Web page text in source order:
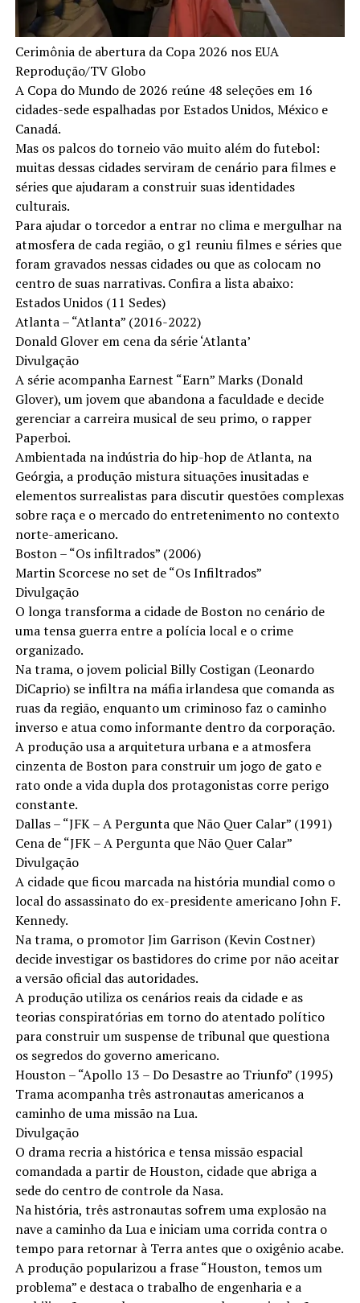
Cerimônia de abertura da Copa 2026 nos EUA
Reprodução/TV Globo
A Copa do Mundo de 2026 reúne 48 seleções em 16
cidades-sede espalhadas por Estados Unidos, México e
Canadá.
Mas os palcos do torneio vão muito além do futebol:
muitas dessas cidades serviram de cenário para filmes e
séries que ajudaram a construir suas identidades
culturais.
Para ajudar o torcedor a entrar no clima e mergulhar na
atmosfera de cada região, o g1 reuniu filmes e séries que
foram gravados nessas cidades ou que as colocam no
centro de suas narrativas. Confira a lista abaixo:
Estados Unidos (11 Sedes)
Atlanta – “Atlanta” (2016-2022)
Donald Glover em cena da série ‘Atlanta’
Divulgação
A série acompanha Earnest “Earn” Marks (Donald
Glover), um jovem que abandona a faculdade e decide
gerenciar a carreira musical de seu primo, o rapper
Paperboi.
Ambientada na indústria do hip-hop de Atlanta, na
Geórgia, a produção mistura situações inusitadas e
elementos surrealistas para discutir questões complexas
sobre raça e o mercado do entretenimento no contexto
norte-americano.
Boston – “Os infiltrados” (2006)
Martin Scorcese no set de “Os Infiltrados”
Divulgação
O longa transforma a cidade de Boston no cenário de
uma tensa guerra entre a polícia local e o crime
organizado.
Na trama, o jovem policial Billy Costigan (Leonardo
DiCaprio) se infiltra na máfia irlandesa que comanda as
ruas da região, enquanto um criminoso faz o caminho
inverso e atua como informante dentro da corporação.
A produção usa a arquitetura urbana e a atmosfera
cinzenta de Boston para construir um jogo de gato e
rato onde a vida dupla dos protagonistas corre perigo
constante.
Dallas – “JFK – A Pergunta que Não Quer Calar” (1991)
Cena de “JFK – A Pergunta que Não Quer Calar”
Divulgação
A cidade que ficou marcada na história mundial como o
local do assassinato do ex-presidente americano John F.
Kennedy.
Na trama, o promotor Jim Garrison (Kevin Costner)
decide investigar os bastidores do crime por não aceitar
a versão oficial das autoridades.
A produção utiliza os cenários reais da cidade e as
teorias conspiratórias em torno do atentado político
para construir um suspense de tribunal que questiona
os segredos do governo americano.
Houston – “Apollo 13 – Do Desastre ao Triunfo” (1995)
Trama acompanha três astronautas americanos a
caminho de uma missão na Lua.
Divulgação
O drama recria a histórica e tensa missão espacial
comandada a partir de Houston, cidade que abriga a
sede do centro de controle da Nasa.
Na história, três astronautas sofrem uma explosão na
nave a caminho da Lua e iniciam uma corrida contra o
tempo para retornar à Terra antes que o oxigênio acabe.
A produção popularizou a frase “Houston, temos um
problema” e destaca o trabalho de engenharia e a